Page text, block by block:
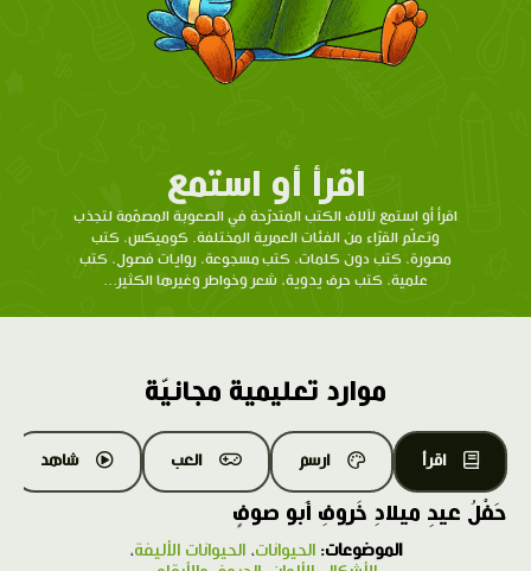
اقرأ أو استمع
اقرأ أو استمع لآلاف الكتب المتدرّحة في الصعوبة المصمّمة لتجذب
وتعلّم القرّاء من الفئات العمرية المختلفة. كوميكس، كتب
مصورة، كتب دون كلمات، كتب مسجوعة، روايات فصول، كتب
علمية، كتب حرف يدوية، شعر وخواطر وغيرها الكثير...
موارد تعليمية مجانيّة
اقرأ ارسم العب شاهد
حَفْلُ عيدِ ميلادِ خَروفِ أَبو صوفٍ
الموضوعات: الحيوانات، الحيوانات الأليفة،